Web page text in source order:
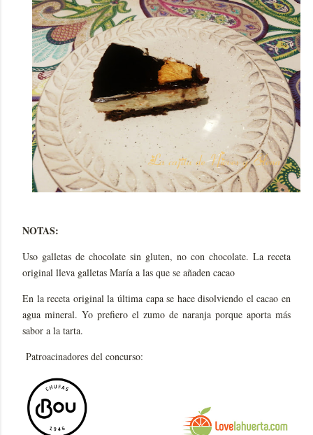
NOTAS:
Uso galletas de chocolate sin gluten, no con chocolate. La receta
original lleva galletas María a las que se añaden cacao
En la receta original la última capa se hace disolviendo el cacao en
agua mineral. Yo prefiero el zumo de naranja porque aporta más
sabor a la tarta.
Patroacinadores del concurso: